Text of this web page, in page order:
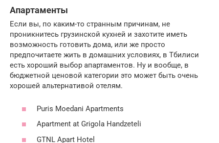
Апартаменты
Если вы, по каким-то странным причинам, не
проникнитесь грузинской кухней и захотите иметь
возможность готовить дома, или же просто
предпочитаете жить в домашних условиях, в Тбилиси
есть хороший выбор апартаментов. Ну и вообще, в
бюджетной ценовой категории это может быть очень
хорошей альтернативой отелям.
Puris Moedani Apartments
Apartment at Grigola Handzeteli
GTNL Apart Hotel